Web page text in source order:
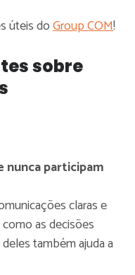
úteis doGroup COM!
sobre
nunca participam
claras e
as decisões
também ajuda a